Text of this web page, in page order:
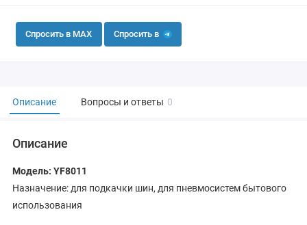
Спросить в MAX Спросить в
Описание Вопросы и ответы 0
Описание
Модель: YF8011
Назначение: для подкачки шин, для пневмосистем бытового
использования